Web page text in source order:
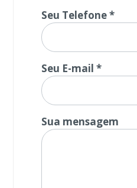
Seu Telefone *
Seu E-mail *
Sua mensagem